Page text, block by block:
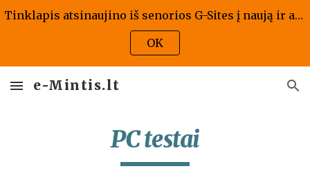
Skip to main content Skip to navigation
Tinklapis atsinaujino iš senorios G-Sites į naują ir atrodo kaip atrodo, jis bus atnaujintas ir pritaikytas naujai versijai - tad prašome kantrybės!
OK
e-Mintis.lt
PC testai